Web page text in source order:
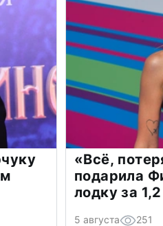
«Всё,
подарила
лодку за
5 августа 251